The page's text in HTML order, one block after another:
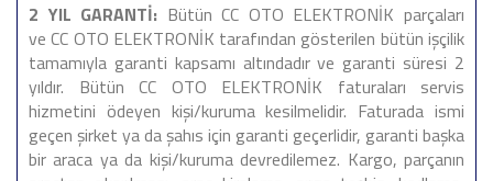
2 YIL GARANTİ: Bütün CC OTO ELEKTRONİK parçaları
ve CC OTO ELEKTRONİK tarafından gösterilen bütün işçilik
tamamıyla garanti kapsamı altındadır ve garanti süresi 2
yıldır. Bütün CC OTO ELEKTRONİK faturaları servis
hizmetini ödeyen kişi/kuruma kesilmelidir. Faturada ismi
geçen şirket ya da şahıs için garanti geçerlidir, garanti başka
bir araca ya da kişi/kuruma devredilemez. Kargo, parçanın